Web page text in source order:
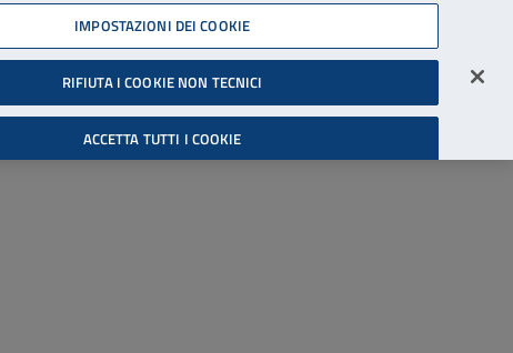
06 45539607
Accessibilità
Cerca
Accedi all'area riservata
IMPOSTAZIONI DEI COOKIE
RIFIUTA I COOKIE NON TECNICI
ACCETTA TUTTI I COOKIE